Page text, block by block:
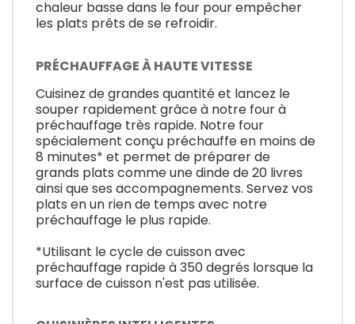
chaleur basse dans le four pour empêcher
les plats prêts de se refroidir.
PRÉCHAUFFAGE À HAUTE VITESSE
Cuisinez de grandes quantité et lancez le
souper rapidement grâce à notre four à
préchauffage très rapide. Notre four
spécialement conçu préchauffe en moins de
8 minutes* et permet de préparer de
grands plats comme une dinde de 20 livres
ainsi que ses accompagnements. Servez vos
plats en un rien de temps avec notre
préchauffage le plus rapide.
*Utilisant le cycle de cuisson avec
préchauffage rapide à 350 degrés lorsque la
surface de cuisson n'est pas utilisée.